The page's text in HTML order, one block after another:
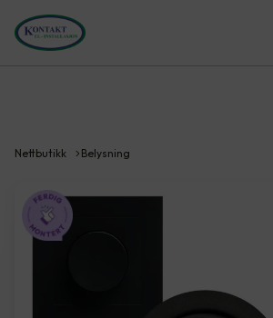
Nettbutikk Belysning